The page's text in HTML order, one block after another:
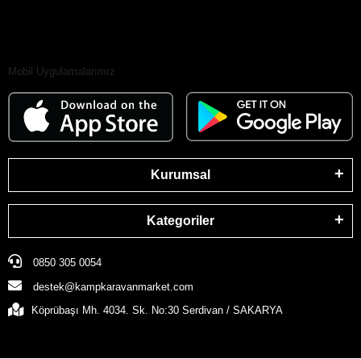
Mobil Uygulamalarımız
Kurumsal
Kategoriler
0850 305 0054
destek@kampkaravanmarket.com
Köprübaşı Mh. 4034. Sk. No:30 Serdivan / SAKARYA